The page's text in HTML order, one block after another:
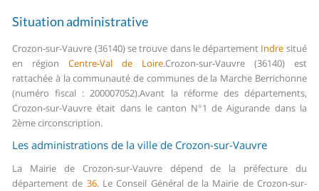
Situation administrative
Crozon-sur-Vauvre (36140) se trouve dans le département Indre situé
en régionCentre-Val de Loire.Crozon-sur-Vauvre (36140) est
rattachée à la communauté de communes de la Marche Berrichonne
(numéro fiscal : 200007052).Avant la réforme des départements,
Crozon-sur-Vauvre était dans le canton N°1 de Aigurande dans la
2ème circonscription.
Les administrations de la ville de Crozon-sur-Vauvre
La Mairie de Crozon-sur-Vauvre dépend de la préfecture du
département de 36.Le Conseil Général de la Mairie de Crozon-sur-